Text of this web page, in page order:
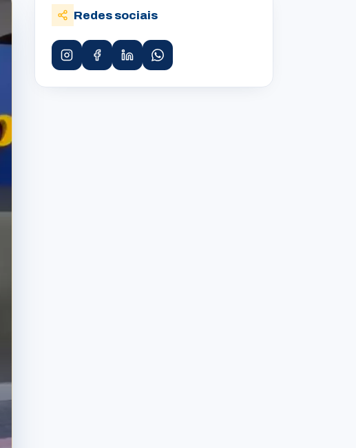
Redes sociais